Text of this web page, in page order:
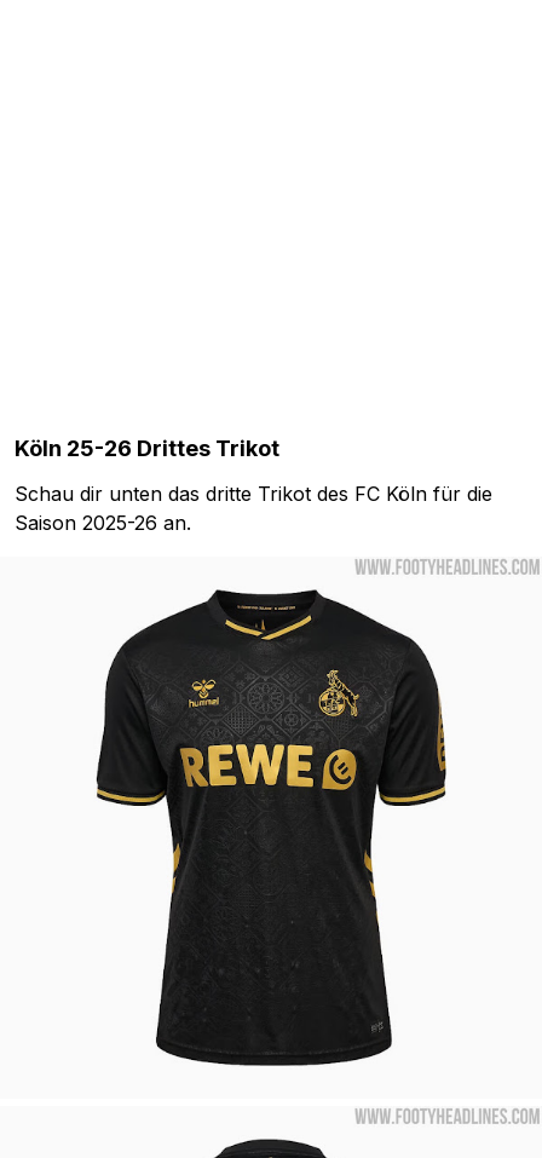
Köln 25-26 Drittes Trikot
Schau dir unten das dritte Trikot des FC Köln für die
Saison 2025-26 an.